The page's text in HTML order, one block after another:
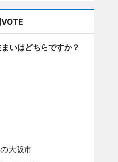
いはどちらですか？
大阪市